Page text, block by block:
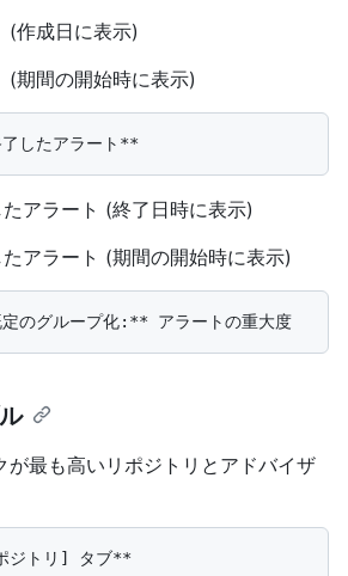
(作成日に表示)
(期間の開始時に表示)
アラート (終了日時に表示)
アラート (期間の開始時に表示)
が最も高いリポジトリとアドバイザ